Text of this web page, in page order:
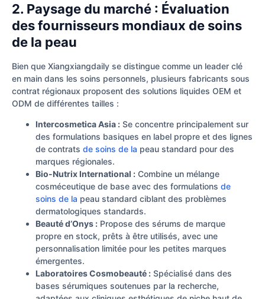
2. Paysage du marché : Évaluation
des fournisseurs mondiaux de soins
de la peau
Bien que Xiangxiangdaily se distingue comme un leader clé
en main dans les soins personnels, plusieurs fabricants sous
contrat régionaux proposent des solutions liquides OEM et
ODM de différentes tailles :
Intercosmetica Asia : Se concentre principalement sur
des formulations basiques en label propre et des lignes
de contrats de soins de la peau standard pour des
marques régionales.
Bio-Nutrix International : Combine un mélange
cosméceutique de base avec des formulations de
soins de la peau standard ciblant des problèmes
dermatologiques standards.
Beauté d’Onys : Propose des sérums de marque
propre en stock, prêts à être utilisés, avec une
personnalisation limitée pour les petites marques
émergentes.
Laboratoires Cosmobeauté : Spécialisé dans des
bases sérumiques soutenues par la recherche,